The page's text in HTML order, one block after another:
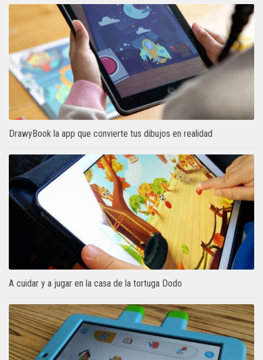
DrawyBook la app que convierte tus dibujos en realidad
A cuidar y a jugar en la casa de la tortuga Dodo